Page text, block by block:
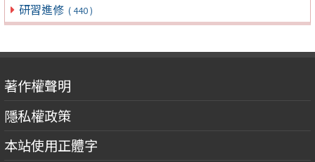
研習進修 ( 440 )
著作權聲明
隱私權政策
本站使用正體字